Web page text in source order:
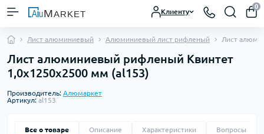
Клиенту
0
Лист алюминиевый Алюминиевый лист рифленый Лист
Лист алюминиевый рифленый Квинтет
1,0х1250х2500 мм (al153)
Производитель: Алюмаркет
Артикул: al153
Все о товаре Описание Характеристики Вопросы